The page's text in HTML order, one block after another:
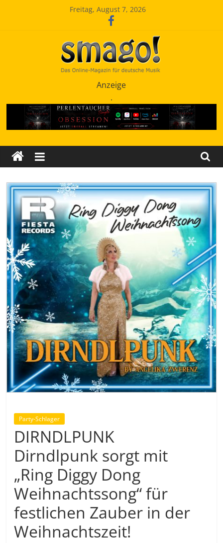
Freitag, August 7, 2026
SchlagerMAGazinOnline
Anzeige
.
Party-Schlager
DIRNDLPUNK
Dirndlpunk sorgt mit
„Ring Diggy Dong
Weihnachtssong“ für
festlichen Zauber in der
Weihnachtszeit!